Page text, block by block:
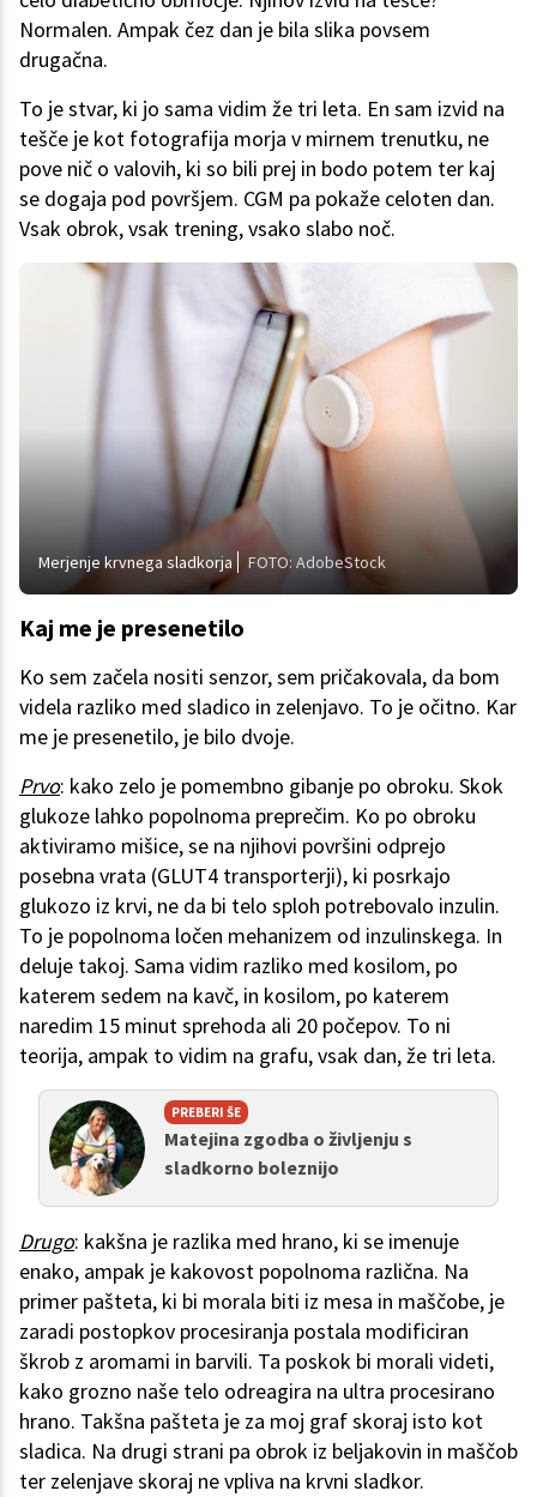
Normalen. Ampak čez dan je bila slika povsem
drugačna.
To je stvar, ki jo sama vidim že tri leta. En sam izvid na
tešče je kot fotografija morja v mirnem trenutku, ne
pove nič o valovih, ki so bili prej in bodo potem ter kaj
se dogaja pod površjem. CGM pa pokaže celoten dan.
Vsak obrok, vsak trening, vsako slabo noč.
Merjenje krvnega sladkorja FOTO: AdobeStock
Kaj me je presenetilo
Ko sem začela nositi senzor, sem pričakovala, da bom
videla razliko med sladico in zelenjavo. To je očitno. Kar
me je presenetilo, je bilo dvoje.
Prvo: kako zelo je pomembno gibanje po obroku. Skok
glukoze lahko popolnoma preprečim. Ko po obroku
aktiviramo mišice, se na njihovi površini odprejo
posebna vrata (GLUT4 transporterji), ki posrkajo
glukozo iz krvi, ne da bi telo sploh potrebovalo inzulin.
To je popolnoma ločen mehanizem od inzulinskega. In
deluje takoj. Sama vidim razliko med kosilom, po
katerem sedem na kavč, in kosilom, po katerem
naredim 15 minut sprehoda ali 20 počepov. To ni
teorija, ampak to vidim na grafu, vsak dan, že tri leta.
PREBERI ŠE
Matejina zgodba o življenju s
sladkorno boleznijo
Drugo: kakšna je razlika med hrano, ki se imenuje
enako, ampak je kakovost popolnoma različna. Na
primer pašteta, ki bi morala biti iz mesa in maščobe, je
zaradi postopkov procesiranja postala modificiran
škrob z aromami in barvili. Ta poskok bi morali videti,
kako grozno naše telo odreagira na ultra procesirano
hrano. Takšna pašteta je za moj graf skoraj isto kot
sladica. Na drugi strani pa obrok iz beljakovin in maščob
ter zelenjave skoraj ne vpliva na krvni sladkor.